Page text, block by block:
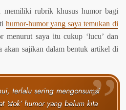
memiliki rubrik khusus humor bagi
humor-humor yang saya temukan di
menurut saya itu cukup ‘lucu’ dan
akan sajikan dalam bentuk artikel di
terlalu sering mengonsumsi
‘stok’ humor yang belum kita